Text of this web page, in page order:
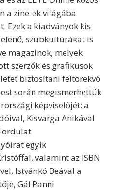
a zine-ek világába
Ezek a kiadványok kis
szubkultúrákat is
magazinok, melyek
szerzők és grafikusok
biztosítani feltörekvő
során megismerhettük
képviselőjét: a
Kisvarga Anikával
egyik
valamint az ISBN
Istvánkó Beával a
Gál Panni